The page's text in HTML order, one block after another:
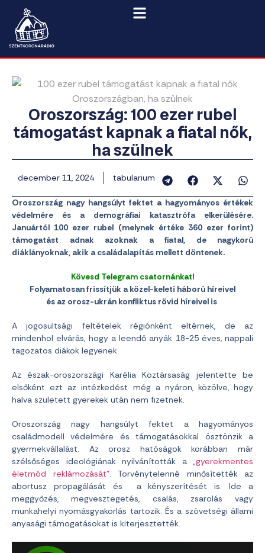
Oroszország: 100 ezer rubel
támogatást kapnak a fiatal nők,
ha szülnek
december 11, 2024 tabularium
Oroszország nagy hangsúlyt fektet a hagyományos értékek
védelmére és a demográfiai katasztrófa elkerülésére.
Januártól 100 ezer rubel (melynek értéke 360 ezer forint)
támogatást adnak azoknak a fiatal, de nagykorú
diáklányoknak, akik a családalapítás mellett döntenek.
Kövesd Telegram csatornánkat!
Folyamatosan frissítjük a közel-keleti háború híreivel
és az orosz-ukrán konfliktus rövid híreivel is
A jogosultsági feltételek régiónként eltérnek, de az
mindenhol elvárás, hogy a leendő anyák 18-25 éves, nappali
tagozatos diákok legyenek.
Az észak-oroszországi Karélia Köztársaság jelentette be
elsőként ezt az intézkedést még a nyáron, közölve, hogy
halva született gyerekek után nem fizetnek.
Oroszország nagy hangsúlyt fektet a hagyományos
családmodell védelmére és támogatásokkal ösztönzik a
gyermekvállalást. Az orosz hatóságok korábban már
szélsőséges ideológiának nyilvánították a „gyerekmentes
életmód reklámozását”. Törvénytelenné minősítették az
abortusz propagálását és a kényszerítését is. Ide a
meggyőzés, megvesztegetés, csalás, zsarolás vagy
munkahelyi nyomásgyakorlás tartozik. És a szövetségi állami
anyasági támogatásokat is kiterjesztették.